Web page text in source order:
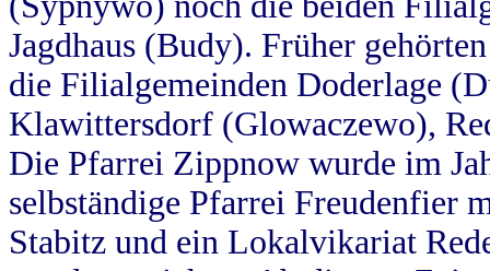
Jagdhaus (Budy). Früher
die Filialgemeinden Doderlage
Klawittersdorf (Glowaczewo),
Die Pfarrei Zippnow wurde im
selbständige Pfarrei Freudenfier
Stabitz und ein Lokalvikariat